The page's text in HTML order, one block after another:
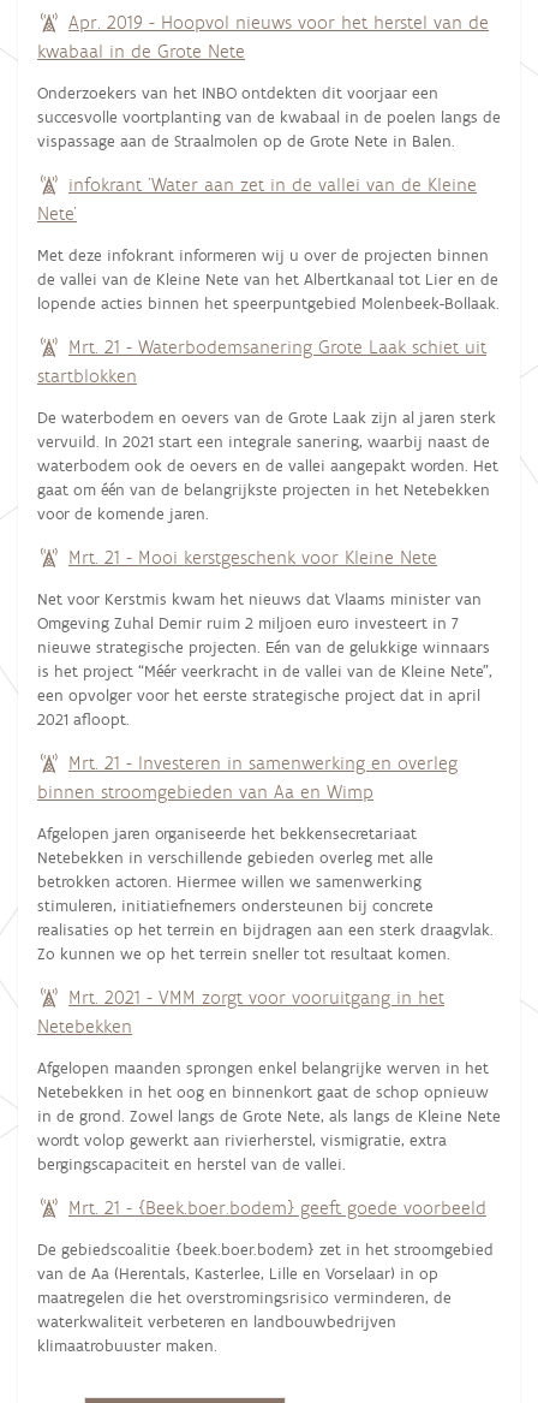
Apr. 2019 - Hoopvol nieuws voor het herstel van de
kwabaal in de Grote Nete
Onderzoekers van het INBO ontdekten dit voorjaar een
succesvolle voortplanting van de kwabaal in de poelen langs de
vispassage aan de Straalmolen op de Grote Nete in Balen.
infokrant 'Water aan zet in de vallei van de Kleine
Nete'
Met deze infokrant informeren wij u over de projecten binnen
de vallei van de Kleine Nete van het Albertkanaal tot Lier en de
lopende acties binnen het speerpuntgebied Molenbeek-Bollaak.
Mrt. 21 - Waterbodemsanering Grote Laak schiet uit
startblokken
De waterbodem en oevers van de Grote Laak zijn al jaren sterk
vervuild. In 2021 start een integrale sanering, waarbij naast de
waterbodem ook de oevers en de vallei aangepakt worden. Het
gaat om één van de belangrijkste projecten in het Netebekken
voor de komende jaren.
Mrt. 21 - Mooi kerstgeschenk voor Kleine Nete
Net voor Kerstmis kwam het nieuws dat Vlaams minister van
Omgeving Zuhal Demir ruim 2 miljoen euro investeert in 7
nieuwe strategische projecten. Eén van de gelukkige winnaars
is het project “Méér veerkracht in de vallei van de Kleine Nete”,
een opvolger voor het eerste strategische project dat in april
2021 afloopt.
Mrt. 21 - Investeren in samenwerking en overleg
binnen stroomgebieden van Aa en Wimp
Afgelopen jaren organiseerde het bekkensecretariaat
Netebekken in verschillende gebieden overleg met alle
betrokken actoren. Hiermee willen we samenwerking
stimuleren, initiatiefnemers ondersteunen bij concrete
realisaties op het terrein en bijdragen aan een sterk draagvlak.
Zo kunnen we op het terrein sneller tot resultaat komen.
Mrt. 2021 - VMM zorgt voor vooruitgang in het
Netebekken
Afgelopen maanden sprongen enkel belangrijke werven in het
Netebekken in het oog en binnenkort gaat de schop opnieuw
in de grond. Zowel langs de Grote Nete, als langs de Kleine Nete
wordt volop gewerkt aan rivierherstel, vismigratie, extra
bergingscapaciteit en herstel van de vallei.
Mrt. 21 - {Beek.boer.bodem} geeft goede voorbeeld
De gebiedscoalitie {beek.boer.bodem} zet in het stroomgebied
van de Aa (Herentals, Kasterlee, Lille en Vorselaar) in op
maatregelen die het overstromingsrisico verminderen, de
waterkwaliteit verbeteren en landbouwbedrijven
klimaatrobuuster maken.